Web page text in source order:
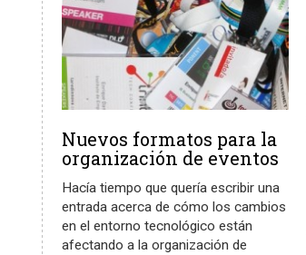
Nuevos formatos para la
organización de eventos
Hacía tiempo que quería escribir una
entrada acerca de cómo los cambios
en el entorno tecnológico están
afectando a la organización de